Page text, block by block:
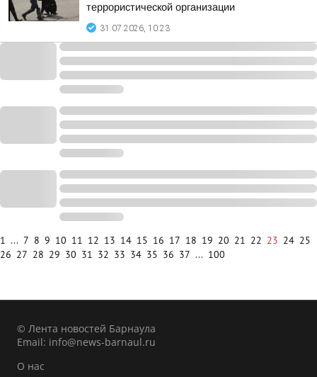
террористической организации
31.07.2026, 10:23
1 ... 7 8 9 10 11 12 13 14 15 16 17 18 19 20 21 22 23 24 25
26 27 28 29 30 31 32 33 34 35 36 37 ... 100
© Лента новостей Барнаула
Email: info@news-barnaul.ru
О нас